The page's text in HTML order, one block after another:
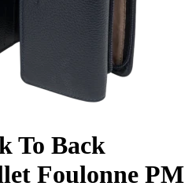
To Back
Foulonne PM